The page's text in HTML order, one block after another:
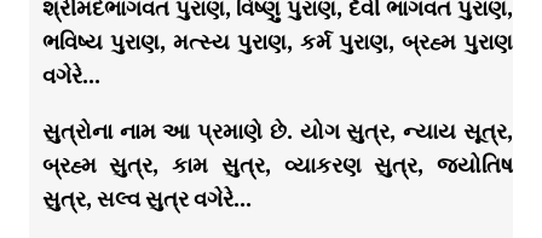
શ્રીમદભાગવત પુરાણ, વિષ્ણુ પુરાણ, દેવી ભાગવત પુરાણ,
ભવિષ્ય પુરાણ, મત્સ્ય પુરાણ, કર્મ પુરાણ, બ્રહ્મ પુરાણ
વગેરે…
સુત્રોના નામ આ પ્રમાણે છે. યોગ સુત્ર, ન્યાય સૂત્ર,
બ્રહ્મ સુત્ર, કામ સુત્ર, વ્યાકરણ સુત્ર, જ્યોતિષ
સુત્ર, સલ્વ સુત્ર વગેરે…